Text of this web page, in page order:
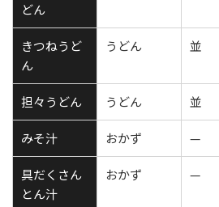
どん
きつねうど
ん
うどん 並
担々うどん うどん 並
みそ汁 おかず —
具だくさん
とん汁
おかず —